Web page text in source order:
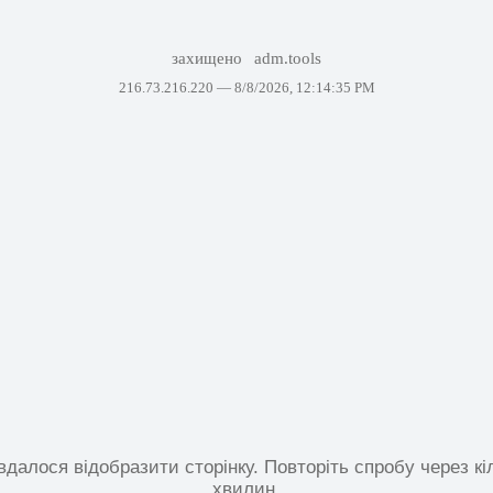
захищено adm.tools
216.73.216.220 — 8/8/2026, 12:14:35 PM
відобразити сторінку. Повторіть спробу через